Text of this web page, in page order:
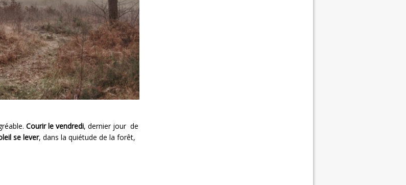
Courir le vendredi, dernier jour de
se lever, dans la quiétude de la forêt,